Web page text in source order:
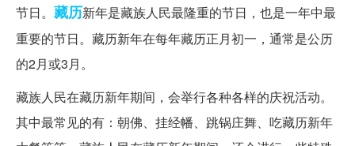
节日。 藏历新年是藏族人民最隆重的节日，也是一年中最
重要的节日。藏历新年在每年藏历正月初一，通常是公历
的2月或3月。
藏族人民在藏历新年期间，会举行各种各样的庆祝活动。
其中最常见的有：朝佛、挂经幡、跳锅庄舞、吃藏历新年